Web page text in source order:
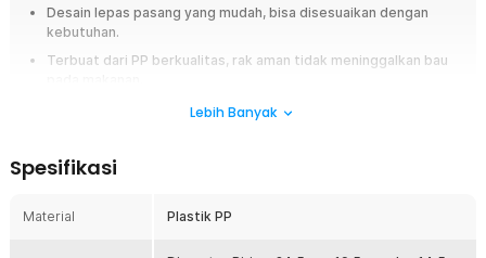
Desain lepas pasang yang mudah, bisa disesuaikan dengan
kebutuhan.
Terbuat dari PP berkualitas, rak aman tidak meninggalkan bau
susun dari TaffHOME. Hadir dengan tiga tingkat, rak kue ini cocok untuk
plastik PP berkualitas yang awet dan dapat digunakan jangka panjang.
Lebih Banyak
Spesifikasi
Material Plastik PP